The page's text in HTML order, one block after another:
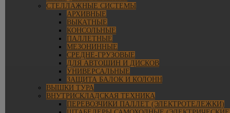
СТЕЛЛАЖНЫЕ СИСТЕМЫ
АРХИВНЫЕ
ВЫКАТНЫЕ
КОНСОЛЬНЫЕ
ПАЛЛЕТНЫЕ
МЕЗОНИННЫЕ
СРЕДНЕ-ГРУЗОВЫЕ
ДЛЯ АВТОШИН И ДИСКОВ
УНИВЕРСАЛЬНЫЕ
ЗАЩИТА БАЛОК И КОЛОНН
ВЫШКИ ТУРА
ВНУТРИСКЛАДСКАЯ ТЕХНИКА
ПЕРЕВОЗЧИКИ ПАЛЛЕТ (ЭЛЕКТРОТЕЛЕЖКИ)